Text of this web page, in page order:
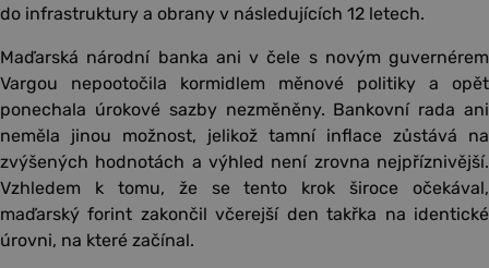
do infrastruktury a obrany v následujících 12 letech.
Maďarská národní banka ani v čele s novým guvernérem
Vargou nepootočila kormidlem měnové politiky a opět
ponechala úrokové sazby nezměněny. Bankovní rada ani
neměla jinou možnost, jelikož tamní inflace zůstává na
zvýšených hodnotách a výhled není zrovna nejpříznivější.
Vzhledem k tomu, že se tento krok široce očekával,
maďarský forint zakončil včerejší den takřka na identické
úrovni, na které začínal.